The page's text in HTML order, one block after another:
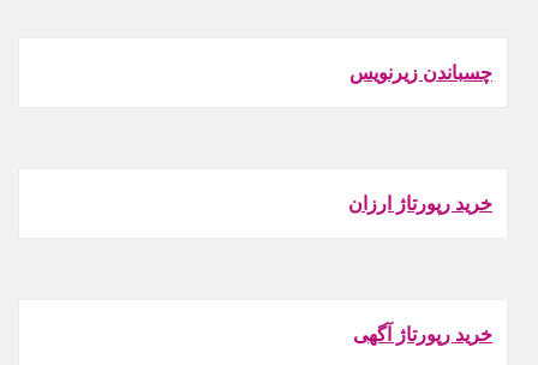
چسباندن زيرنويس
خرید رپورتاژ ارزان
خرید رپورتاژ آگهی